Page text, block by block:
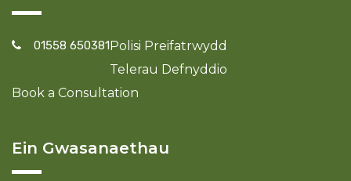
01558 650381Polisi Preifatrwydd
Telerau Defnyddio
Book a Consultation
Ein Gwasanaethau